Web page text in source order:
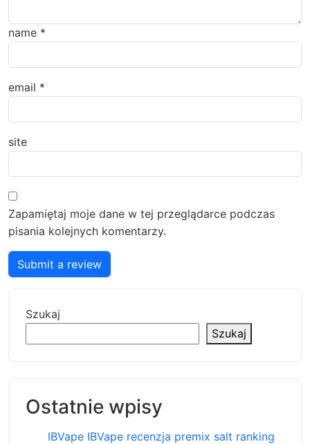
name *
email *
site
Zapamiętaj moje dane w tej przeglądarce podczas
pisania kolejnych komentarzy.
Submit a review
Szukaj
Szukaj
Ostatnie wpisy
IBVape IBVape recenzja premix salt ranking